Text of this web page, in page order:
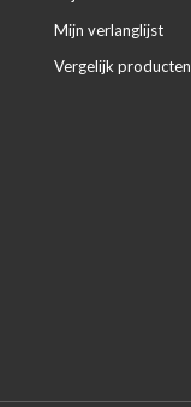
Mijn verlanglijst
Vergelijk producten